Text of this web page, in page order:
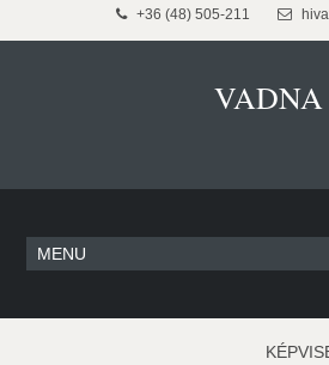
+36 (48) 505-211
VADNA